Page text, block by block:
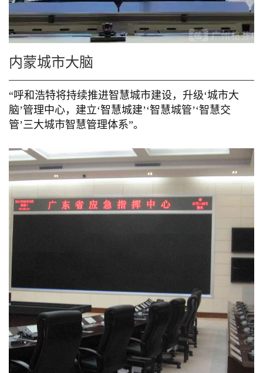
内蒙城市大脑
“呼和浩特将持续推进智慧城市建设，升级‘城市大
脑’管理中心，建立‘智慧城建’‘智慧城管’‘智慧交
管’三大城市智慧管理体系”。